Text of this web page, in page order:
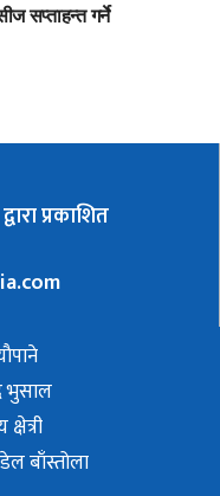
सप्ताहन्त गर्ने
प्रकाशित
भुसाल
बाँस्तोला